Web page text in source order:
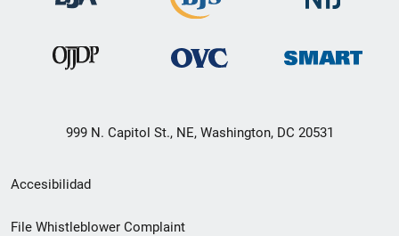
999 N. Capitol St., NE, Washington, DC 20531
Menú
de
Accesibilidad
File Whistleblower Complaint